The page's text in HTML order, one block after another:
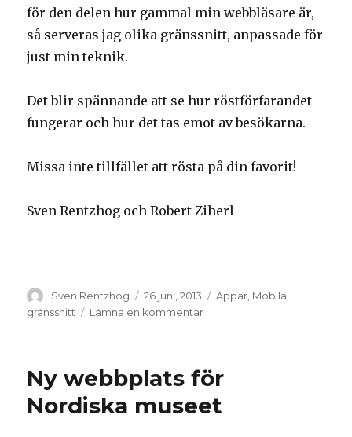
för den delen hur gammal min webbläsare är,
så serveras jag olika gränssnitt, anpassade för
just min teknik.
Det blir spännande att se hur röstförfarandet
fungerar och hur det tas emot av besökarna.
Missa inte tillfället att rösta på din favorit!
Sven Rentzhog och Robert Ziherl
Författare
Sven Rentzhog Postat
26 juni, 2013 Kategorier
Appar, Mobila
gränssnitt
Lämna en kommentar
om
själv
Ny webbplats för
Nordiska museet